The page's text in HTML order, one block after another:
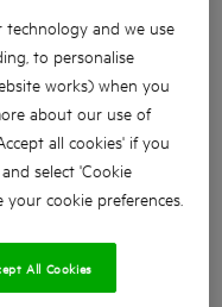
technology and we use
to personalise
works) when you
about our use of
all cookies' if you
select 'Cookie
cookie preferences.
All Cookies